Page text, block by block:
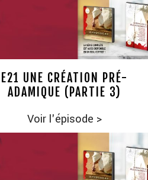
E21 UNE CRÉATION PRÉ-
ADAMIQUE (PARTIE 3)
Voir l'épisode >